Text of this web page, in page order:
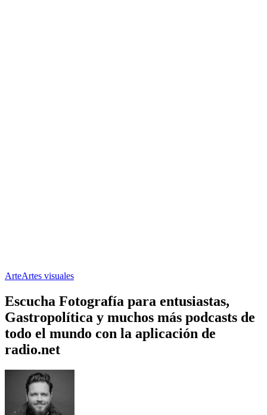
ArteArtes visuales
Escucha Fotografía para entusiastas,
Gastropolítica y muchos más podcasts de
todo el mundo con la aplicación de
radio.net